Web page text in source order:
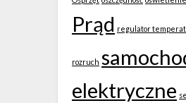
Prąd regulator
rozruch
elektryczne